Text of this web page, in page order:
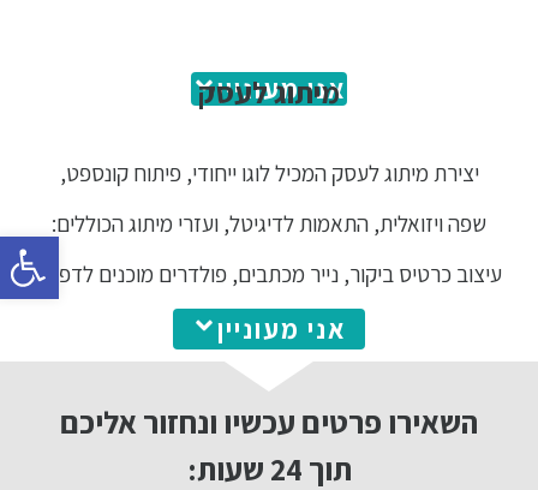
פתח
אני מעוניין
מיתוג לעסק
יצירת מיתוג לעסק המכיל לוגו ייחודי, פיתוח קונספט,
שפה ויזואלית, התאמות לדיגיטל, ועזרי מיתוג הכוללים:
עיצוב כרטיס ביקור, נייר מכתבים, פולדרים מוכנים לדפוס.
אני מעוניין
השאירו פרטים עכשיו ונחזור אליכם
תוך 24 שעות: